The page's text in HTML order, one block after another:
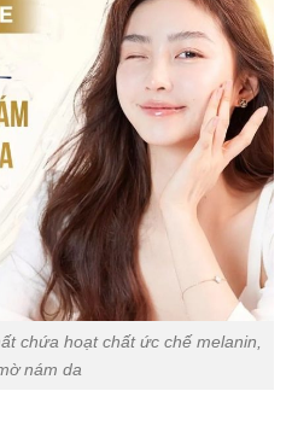
chứa hoạt chất ức chế melanin,
nám da